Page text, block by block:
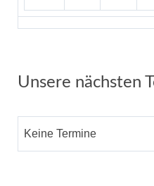
Unsere nächsten
Keine Termine